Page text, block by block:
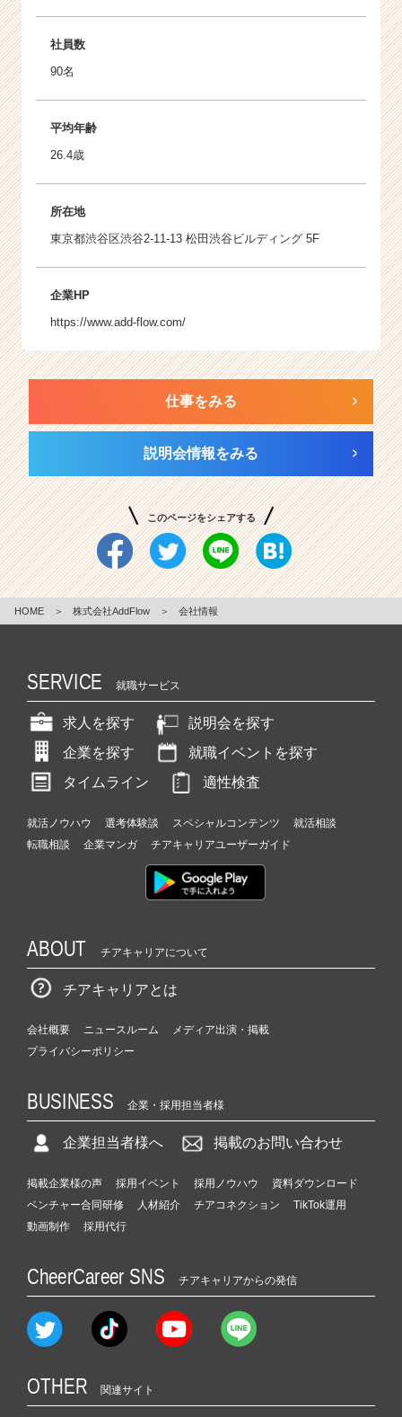
社員数
90名
平均年齢
26.4歳
所在地
東京都渋谷区渋谷2-11-13 松田渋谷ビルディング 5F
企業HP
https://www.add-flow.com/
仕事をみる
説明会情報をみる
このページをシェアする
HOME ＞ 株式会社AddFlow ＞ 会社情報
SERVICE 就職サービス
求人を探す
説明会を探す
企業を探す
就職イベントを探す
タイムライン
適性検査
就活ノウハウ 選考体験談 スペシャルコンテンツ
就活相談
転職相談
企業マンガ チアキャリアユーザーガイド
ABOUT チアキャリアについて
チアキャリアとは
会社概要 ニュースルーム
メディア出演・掲載
プライバシーポリシー
BUSINESS 企業・採用担当者様
企業担当者様へ 掲載のお問い合わせ
掲載企業様の声 採用イベント 採用ノウハウ
資料ダウンロード
ベンチャー合同研修
人材紹介 チアコネクション
TikTok運用
動画制作
採用代行
CheerCareer SNS チアキャリアからの発信
OTHER 関連サイト